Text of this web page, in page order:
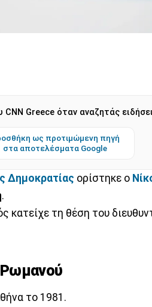
Greece όταν αναζητάς
ως προτιμώμενη πηγή
στα αποτελέσματα Google
Δημοκρατίας ορίστηκε ο
.
κατείχε τη θέση του
Ρωμανού
το 1981.